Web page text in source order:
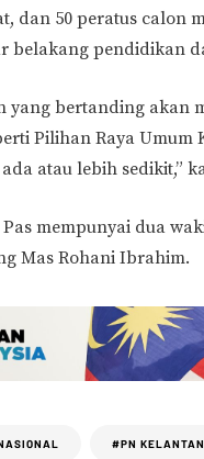
dan 50 peratus calon
belakang pendidikan
yang bertanding akan
Pilihan Raya Umum
atau lebih sedikit,”
Pas mempunyai dua
Mas Rohani Ibrahim.
#PN KELANTAN